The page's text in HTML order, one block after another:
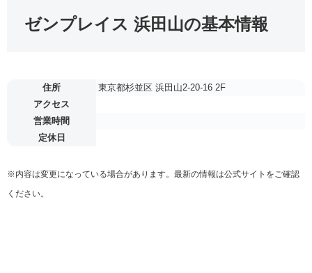
ゼンプレイス 浜田山の基本情報
住所
東京都杉並区 浜田山2-20-16 2F
アクセス
営業時間
定休日
※内容は変更になっている場合があります。最新の情報は公式サイトをご確認
ください。